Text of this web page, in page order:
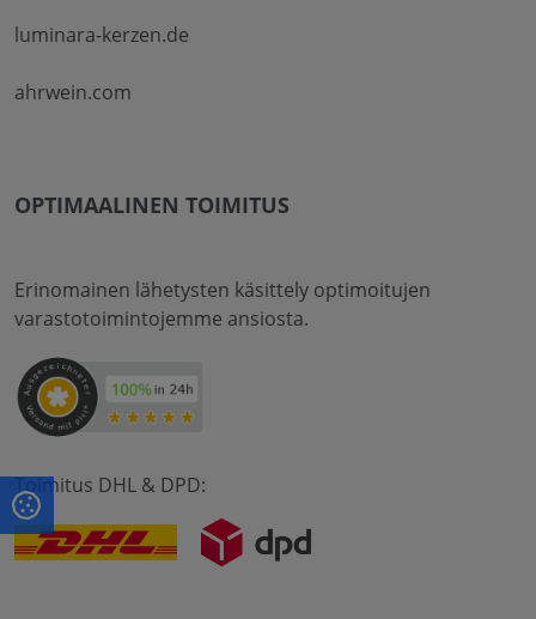
luminara-kerzen.de
ahrwein.com
OPTIMAALINEN TOIMITUS
Erinomainen lähetysten käsittely optimoitujen
varastotoimintojemme ansiosta.
Toimitus DHL & DPD: